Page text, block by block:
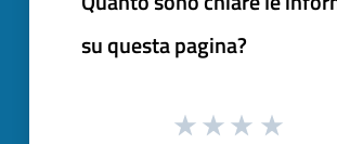
su questa pagina?